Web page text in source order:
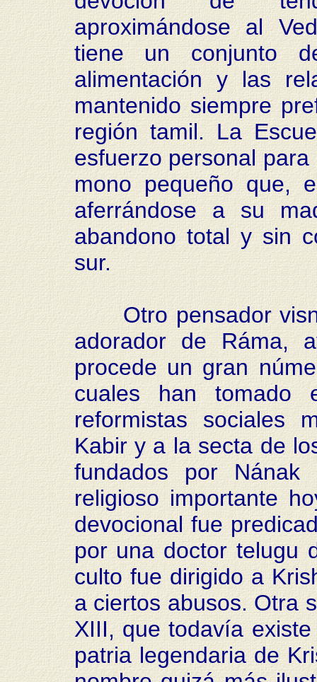
aproximándose al
tiene un conjunto
alimentación y las
mantenido siempre
región tamil. La
esfuerzo personal
mono pequeño que,
aferrándose a su
abandono total y sin
sur.
Otro pensador
adorador de Ráma,
procede un gran
cuales han tomado
reformistas sociales
Kabir y a la secta de
fundados por Nának
religioso importante
devocional fue
por una doctor telugu
culto fue dirigido a
a ciertos abusos. Otra
XIII, que todavía
patria legendaria de